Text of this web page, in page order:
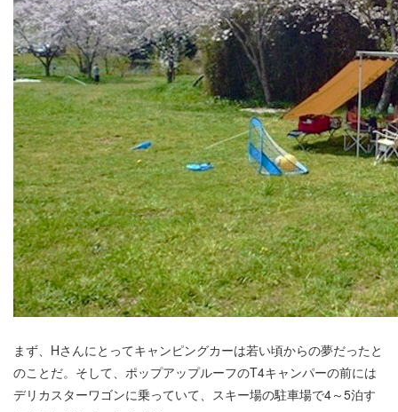
まず、Hさんにとってキャンピングカーは若い頃からの夢だったと
のことだ。そして、ポップアップルーフのT4キャンパーの前には
デリカスターワゴンに乗っていて、スキー場の駐車場で4～5泊す